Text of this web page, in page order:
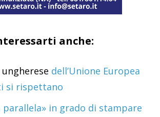
anche:
dell’Unione Europea
si rispettano
parallela» in grado di stampare